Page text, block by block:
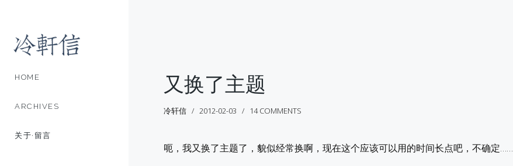
HOME
ARCHIVES
关于·留言
又换了主题
冷轩信 2012-02-03 14 COMMENTS
呃，我又换了主题了，貌似经常换啊，现在这个应该可以用的时间长点吧，不确定……